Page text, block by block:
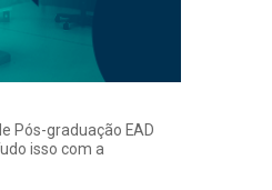
Pós-graduação EAD
isso com a